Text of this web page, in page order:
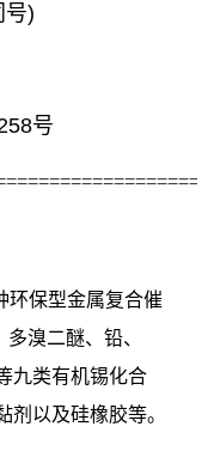
号)
号
环保型金属复合催
溴二醚、铅、
九类有机锡化合
以及硅橡胶等。